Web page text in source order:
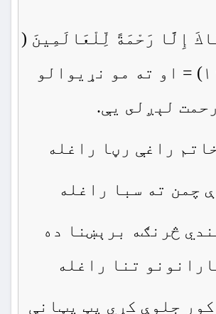
إِلَّا رَحْمَةً لِّلْعَالَمِينَ (
انبیاء/۱۰۷) = او ته مو نړيوالو
لېږلى يې.
راغې رڼا راغله
چمن ته سبا راغله
څرنګه برېښنا ده
تنا راغله
جلوې کړي پټ پټانې